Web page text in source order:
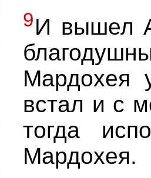
9И вышел
Мардохея
встал и с
тогда
Мардохея.